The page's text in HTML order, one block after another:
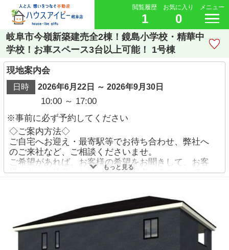
閲覧履歴
1
お気に入り
0
メニュー
岐阜市今嶺新築建売全2棟！鏡島小学校・精華中
学校！お車スペース3台以上可能！ 1号棟
現地案内会
日時 2026年6月22日 ～ 2026年9月30日
10:00 ～ 17:00
※事前に必ず予約してください
◇ご案内方法◇
ご自宅へお迎え・最寄駅等でお待ち合わせ、弊社へ
のご来社など、ご相談くださいませ。
ご希望があれば、お客様の希望をお聞きして、お客
様にあった物件をお探ししてご案内することもでき
・お電話でのお問い合わせ→【058-338-9110】
・【物件資料請求ボタン】より、備考欄にご希望日
時を記載ください。
・当店の店舗ページより【ハウスアイビー岐阜店の
もっと見る